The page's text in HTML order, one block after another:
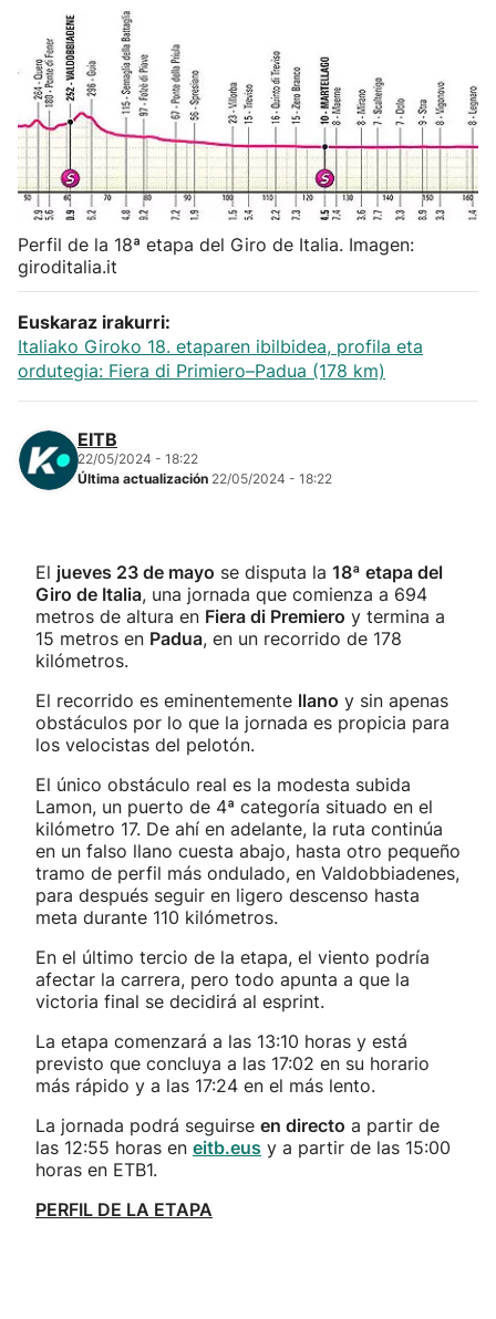
Kirolak 360
Atletismo
Carreras de montaña
Más deportes
"Helmuga"
Perfil de la 18ª etapa del Giro de Italia. Imagen:
giroditalia.it
Euskaraz irakurri:
Italiako Giroko 18. etaparen ibilbidea, profila eta
ordutegia: Fiera di Primiero–Padua (178 km)
EITB
22/05/2024 - 18:22
Última actualización 22/05/2024 - 18:22
El jueves 23 de mayo se disputa la 18ª etapa del
Giro de Italia, una jornada que comienza a 694
metros de altura en Fiera di Premiero y termina a
15 metros en Padua, en un recorrido de 178
kilómetros.
El recorrido es eminentemente llano y sin apenas
obstáculos por lo que la jornada es propicia para
los velocistas del pelotón.
El único obstáculo real es la modesta subida
Lamon, un puerto de 4ª categoría situado en el
kilómetro 17. De ahí en adelante, la ruta continúa
en un falso llano cuesta abajo, hasta otro pequeño
tramo de perfil más ondulado, en Valdobbiadenes,
para después seguir en ligero descenso hasta
meta durante 110 kilómetros.
En el último tercio de la etapa, el viento podría
afectar la carrera, pero todo apunta a que la
victoria final se decidirá al esprint.
La etapa comenzará a las 13:10 horas y está
previsto que concluya a las 17:02 en su horario
más rápido y a las 17:24 en el más lento.
La jornada podrá seguirse en directo a partir de
las 12:55 horas en eitb.eus y a partir de las 15:00
horas en ETB1.
PERFIL DE LA ETAPA